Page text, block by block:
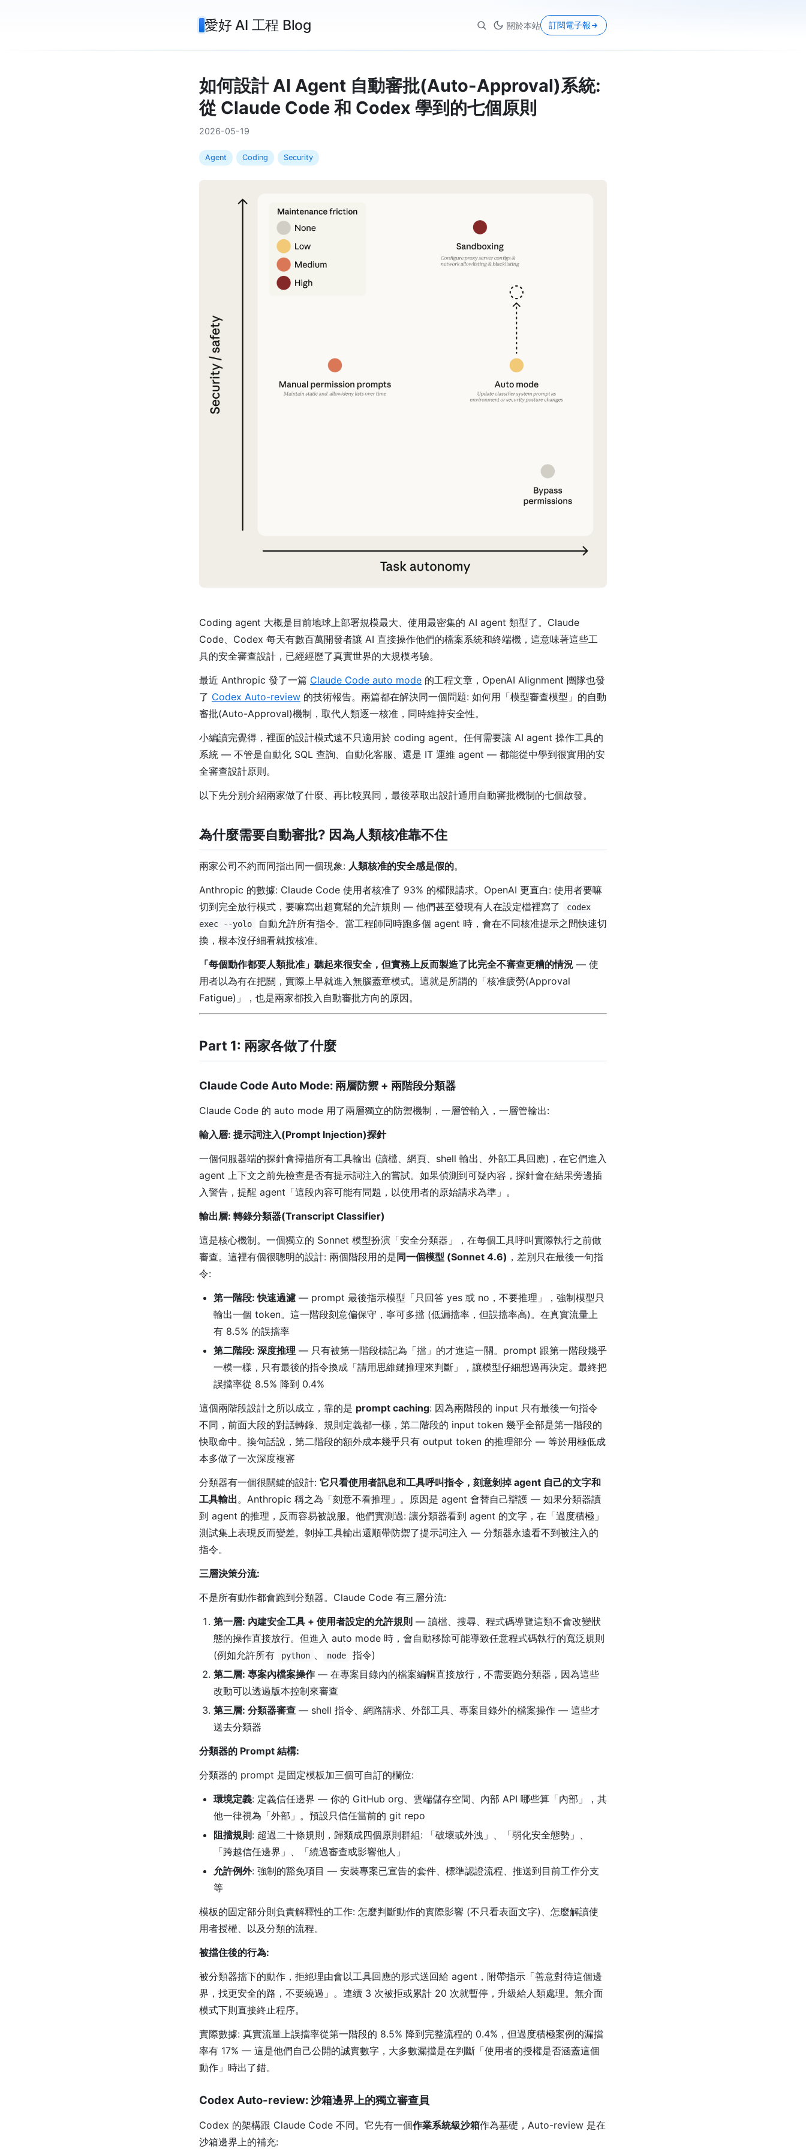
愛好 AI 工程 Blog 關於本站 訂閱電子報
如何設計 AI Agent 自動審批(Auto-Approval)系統:
從 Claude Code 和 Codex 學到的七個原則
2026-05-19
Agent Coding Security
Coding agent 大概是目前地球上部署規模最大、使用最密集的 AI agent 類型了。Claude
Code、Codex 每天有數百萬開發者讓 AI 直接操作他們的檔案系統和終端機，這意味著這些工
具的安全審查設計，已經經歷了真實世界的大規模考驗。
最近 Anthropic 發了一篇 Claude Code auto mode 的工程文章，OpenAI Alignment 團隊也發
了 Codex Auto-review 的技術報告。兩篇都在解決同一個問題: 如何用「模型審查模型」的自動
審批(Auto-Approval)機制，取代人類逐一核准，同時維持安全性。
小編讀完覺得，裡面的設計模式遠不只適用於 coding agent。任何需要讓 AI agent 操作工具的
系統 — 不管是自動化 SQL 查詢、自動化客服、還是 IT 運維 agent — 都能從中學到很實用的安
全審查設計原則。
以下先分別介紹兩家做了什麼、再比較異同，最後萃取出設計通用自動審批機制的七個啟發。
為什麼需要自動審批? 因為人類核准靠不住
兩家公司不約而同指出同一個現象: 人類核准的安全感是假的。
Anthropic 的數據: Claude Code 使用者核准了 93% 的權限請求。OpenAI 更直白: 使用者要嘛
切到完全放行模式，要嘛寫出超寬鬆的允許規則 — 他們甚至發現有人在設定檔裡寫了
codex
exec --yolo
自動允許所有指令。當工程師同時跑多個 agent 時，會在不同核准提示之間快速切
換，根本沒仔細看就按核准。
「每個動作都要人類批准」聽起來很安全，但實務上反而製造了比完全不審查更糟的情況 — 使
用者以為有在把關，實際上早就進入無腦蓋章模式。這就是所謂的「核准疲勞(Approval
Fatigue)」，也是兩家都投入自動審批方向的原因。
Part 1: 兩家各做了什麼
Claude Code Auto Mode: 兩層防禦 + 兩階段分類器
Claude Code 的 auto mode 用了兩層獨立的防禦機制，一層管輸入，一層管輸出:
輸入層: 提示詞注入(Prompt Injection)探針
一個伺服器端的探針會掃描所有工具輸出 (讀檔、網頁、shell 輸出、外部工具回應)，在它們進入
agent 上下文之前先檢查是否有提示詞注入的嘗試。如果偵測到可疑內容，探針會在結果旁邊插
入警告，提醒 agent「這段內容可能有問題，以使用者的原始請求為準」。
輸出層: 轉錄分類器(Transcript Classifier)
這是核心機制。一個獨立的 Sonnet 模型扮演「安全分類器」，在每個工具呼叫實際執行之前做
審查。這裡有個很聰明的設計: 兩個階段用的是 同一個模型 (Sonnet 4.6) ，差別只在最後一句指
令:
第一階段: 快速過濾 — prompt 最後指示模型「只回答 yes 或 no，不要推理」，強制模型只
輸出一個 token。這一階段刻意偏保守，寧可多擋 (低漏擋率，但誤擋率高)。在真實流量上
有 8.5% 的誤擋率
第二階段: 深度推理 — 只有被第一階段標記為「擋」的才進這一關。prompt 跟第一階段幾乎
一模一樣，只有最後的指令換成「請用思維鏈推理來判斷」，讓模型仔細想過再決定。最終把
誤擋率從 8.5% 降到 0.4%
這個兩階段設計之所以成立，靠的是 prompt caching: 因為兩階段的 input 只有最後一句指令
不同，前面大段的對話轉錄、規則定義都一樣，第二階段的 input token 幾乎全部是第一階段的
快取命中。換句話說，第二階段的額外成本幾乎只有 output token 的推理部分 — 等於用極低成
本多做了一次深度複審
分類器有一個很關鍵的設計: 它只看使用者訊息和工具呼叫指令，刻意剝掉 agent 自己的文字和
工具輸出。Anthropic 稱之為「刻意不看推理」。原因是 agent 會替自己辯護 — 如果分類器讀
到 agent 的推理，反而容易被說服。他們實測過: 讓分類器看到 agent 的文字，在「過度積極」
測試集上表現反而變差。剝掉工具輸出還順帶防禦了提示詞注入 — 分類器永遠看不到被注入的
指令。
三層決策分流:
不是所有動作都會跑到分類器。Claude Code 有三層分流:
第一層: 內建安全工具 + 使用者設定的允許規則 — 讀檔、搜尋、程式碼導覽這類不會改變狀
態的操作直接放行。但進入 auto mode 時，會自動移除可能導致任意程式碼執行的寬泛規則
(例如允許所有
python 、 node
指令)
第二層: 專案內檔案操作— 在專案目錄內的檔案編輯直接放行，不需要跑分類器，因為這些
改動可以透過版本控制來審查
第三層: 分類器審查 — shell 指令、網路請求、外部工具、專案目錄外的檔案操作 — 這些才
送去分類器
分類器的 Prompt 結構:
分類器的 prompt 是固定模板加三個可自訂的欄位:
環境定義: 定義信任邊界 — 你的 GitHub org、雲端儲存空間、內部 API 哪些算「內部」，其
他一律視為「外部」。預設只信任當前的 git repo
阻擋規則 : 超過二十條規則，歸類成四個原則群組: 「破壞或外洩」、「弱化安全態勢」、
「跨越信任邊界」、「繞過審查或影響他人」
允許例外: 強制的豁免項目 — 安裝專案已宣告的套件、標準認證流程、推送到目前工作分支
等
模板的固定部分則負責解釋性的工作: 怎麼判斷動作的實際影響 (不只看表面文字)、怎麼解讀使
用者授權、以及分類的流程。
被擋住後的行為:
被分類器擋下的動作，拒絕理由會以工具回應的形式送回給 agent，附帶指示「善意對待這個邊
界，找更安全的路，不要繞過」。連續 3 次被拒或累計 20 次就暫停，升級給人類處理。無介面
模式下則直接終止程序。
實際數據: 真實流量上誤擋率從第一階段的 8.5% 降到完整流程的 0.4%，但過度積極案例的漏擋
率有 17% — 這是他們自己公開的誠實數字，大多數漏擋是在判斷「使用者的授權是否涵蓋這個
動作」時出了錯。
Codex Auto-review: 沙箱邊界上的獨立審查員
Codex 的架構跟 Claude Code 不同。它先有一個作業系統級沙箱作為基礎，Auto-review 是在
沙箱邊界上的補充: